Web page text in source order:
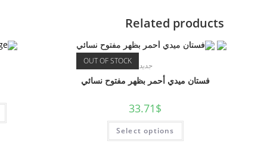
Related products
OUT OF STOCK جديد
فستان ميدي أحمر بظهر مفتوح نسائي
33.71$
Select options